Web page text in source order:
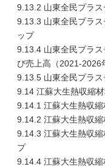
9.13.2 山東全民プラ
9.13.3 山東全民プラ
ップ
9.13.4 山東全民プラ
び売上高（2021-2026
9.13.5 山東全民プラ
9.14 江蘇大生熱収縮
9.14.1 江蘇大生熱収
9.14.2 江蘇大生熱収
9.14.3 江蘇大生熱収
プ
9.14.4 江蘇大生熱収